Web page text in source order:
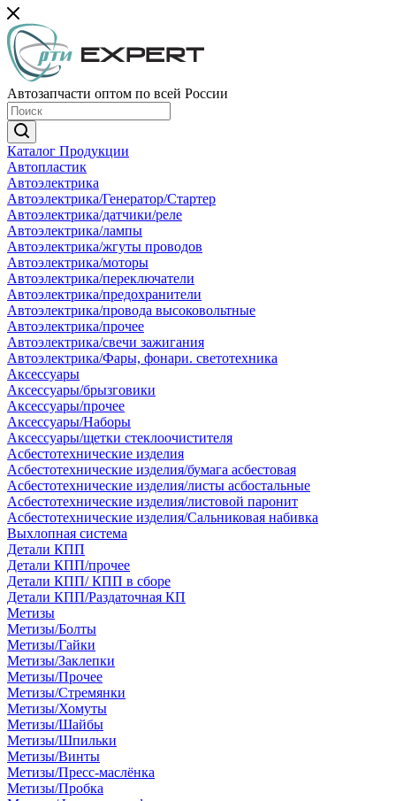
Автозапчасти оптом по всей России
Каталог Продукции
Автопластик
Автоэлектрика
Автоэлектрика/Генератор/Стартер
Автоэлектрика/датчики/реле
Автоэлектрика/лампы
Автоэлектрика/жгуты проводов
Автоэлектрика/моторы
Автоэлектрика/переключатели
Автоэлектрика/предохранители
Автоэлектрика/провода высоковольтные
Автоэлектрика/прочее
Автоэлектрика/свечи зажигания
Автоэлектрика/Фары, фонари. светотехника
Аксессуары
Аксессуары/брызговики
Аксессуары/прочее
Аксессуары/Наборы
Аксессуары/щетки стеклоочистителя
Асбестотехнические изделия
Асбестотехнические изделия/бумага асбестовая
Асбестотехнические изделия/листы асбостальные
Асбестотехнические изделия/листовой паронит
Асбестотехнические изделия/Сальниковая набивка
Выхлопная система
Детали КПП
Детали КПП/прочее
Детали КПП/ КПП в сборе
Детали КПП/Раздаточная КП
Метизы
Метизы/Болты
Метизы/Гайки
Метизы/Заклепки
Метизы/Прочее
Метизы/Стремянки
Метизы/Хомуты
Метизы/Шайбы
Метизы/Шпильки
Метизы/Винты
Метизы/Пресс-маслёнка
Метизы/Пробка